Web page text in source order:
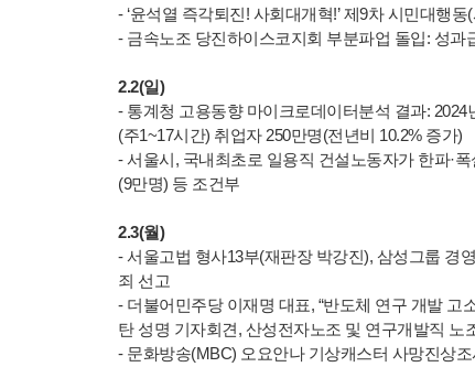
- ‘윤석열 즉각퇴진! 사회대개혁!’ 제9차 시민대행
- 금속노조 당진하이스코지회 부분파업 돌입: 성과
2.2(일)
- 통계청 고용동향 마이크로데이터분석 결과:
(주1~17시간) 취업자 250만명(전년비 10.2% 증가)
- 서울시, 국내최초로 일용직 건설노동자가 한파·
(9만명) 등 조건부
2.3(월)
- 서울고법 형사13부(재판장 박강진), 삼성그룹 경
죄 선고
- 더불어민주당 이재명 대표, “반도체 연구 개발 고
탄 성명 기자회견, 산성전자노조 및 연구개발직 노
- 문화방송(MBC) 오요안나 기상캐스터 사망진